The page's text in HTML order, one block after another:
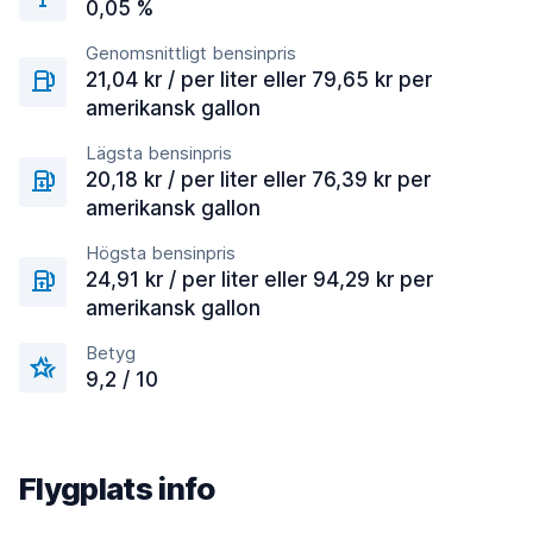
0,05 %
Genomsnittligt bensinpris
21,04 kr / per liter eller 79,65 kr per
amerikansk gallon
Lägsta bensinpris
20,18 kr / per liter eller 76,39 kr per
amerikansk gallon
Högsta bensinpris
24,91 kr / per liter eller 94,29 kr per
amerikansk gallon
Betyg
9,2 / 10
Flygplats info